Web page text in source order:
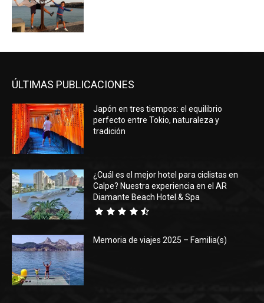
ÚLTIMAS PUBLICACIONES
Japón en tres tiempos: el equilibrio
perfecto entre Tokio, naturaleza y
tradición
¿Cuál es el mejor hotel para ciclistas en
Calpe? Nuestra experiencia en el AR
Diamante Beach Hotel & Spa
Memoria de viajes 2025 – Familia(s)